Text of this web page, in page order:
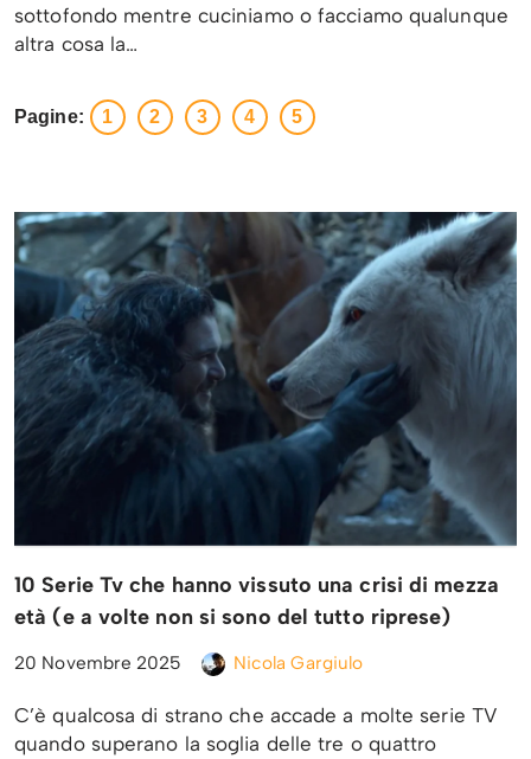
sottofondo mentre cuciniamo o facciamo qualunque
altra cosa la…
Pagine: 1 2 3 4 5
10 Serie Tv che hanno vissuto una crisi di mezza
età (e a volte non si sono del tutto riprese)
20 Novembre 2025 Nicola Gargiulo
C’è qualcosa di strano che accade a molte serie TV
quando superano la soglia delle tre o quattro